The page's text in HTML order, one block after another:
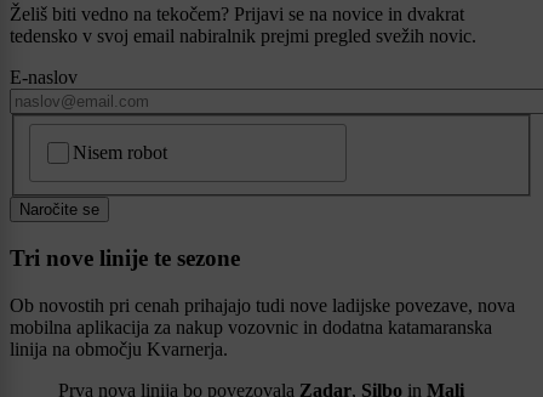
Želiš biti vedno na tekočem? Prijavi se na novice in dvakrat
tedensko v svoj email nabiralnik prejmi pregled svežih novic.
E-naslov
Nisem robot
Naročite se
Tri nove linije te sezone
Ob novostih pri cenah prihajajo tudi nove ladijske povezave, nova
mobilna aplikacija za nakup vozovnic in dodatna katamaranska
linija na območju Kvarnerja.
Prva nova linija bo povezovala Zadar, Silbo in Mali